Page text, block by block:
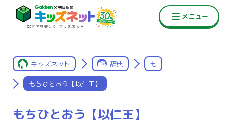
キッズネット 辞典 も
もちひとおう【以仁王】
もちひとおう【以仁王】